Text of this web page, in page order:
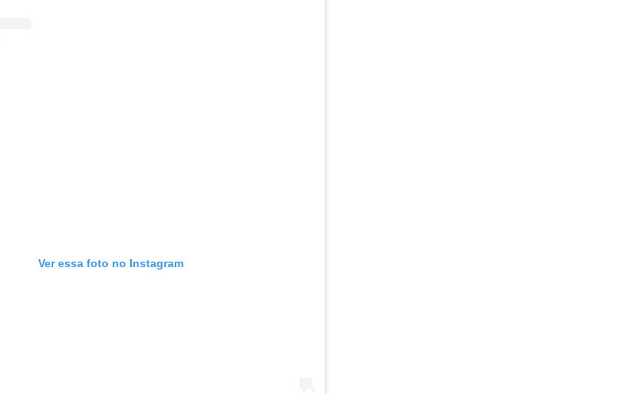
Ver essa foto no Instagram